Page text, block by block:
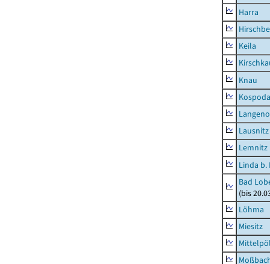
Harra
Keila
Knau
Kospoda
Lemnitz
Linda b.
Bad
(bis
Löhma
Miesitz